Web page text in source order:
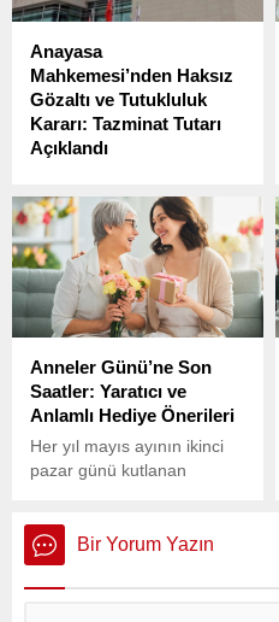
protestolar İzmir’de 10.
Anayasa
Mahkemesi’nden Haksız
Gözaltı ve Tutukluluk
Kararı: Tazminat Tutarı
Açıklandı
haksız gözaltı ve tutukluluk
durumlarında ödenecek
tazminat tutarlarını açıkladı.
Anneler Günü’ne Son
Saatler: Yaratıcı ve
Anlamlı Hediye Önerileri
Her yıl mayıs ayının ikinci
pazar günü kutlanan
geliyor.Bir Yorum Yazın